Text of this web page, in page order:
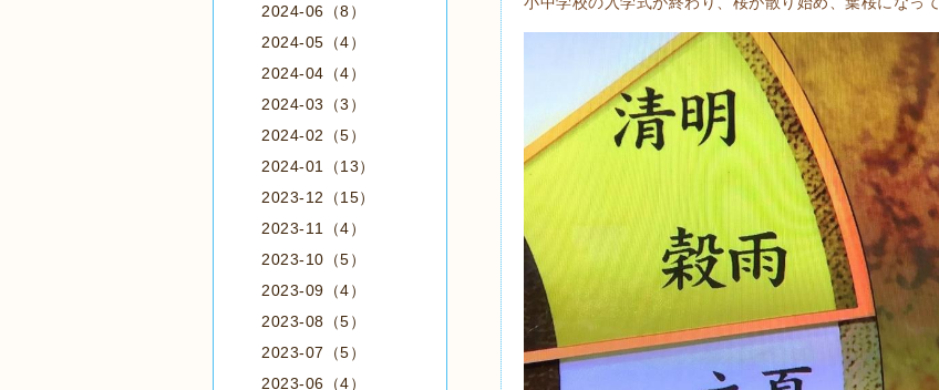
2024-06（8）
2024-05（4）
2024-04（4）
2024-03（3）
2024-02（5）
2024-01（13）
2023-12（15）
2023-11（4）
2023-10（5）
2023-09（4）
2023-08（5）
2023-07（5）
2023-06（4）